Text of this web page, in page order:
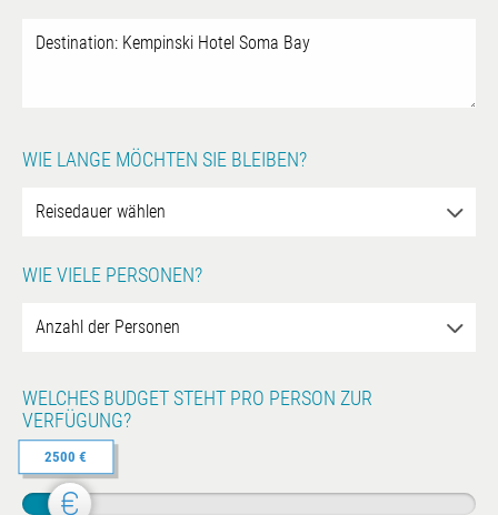
WIE LANGE MÖCHTEN SIE BLEIBEN?
WIE VIELE PERSONEN?
WELCHES BUDGET STEHT PRO PERSON ZUR
VERFÜGUNG?
2500 €